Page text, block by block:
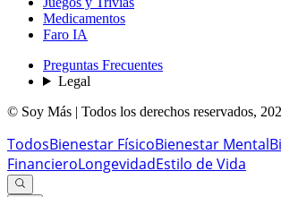
Medicamentos
Faro IA
Preguntas Frecuentes
Legal
© Soy Más | Todos los derechos reservados,
TodosBienestar FísicoBienestar Mental
FinancieroLongevidadEstilo de Vida